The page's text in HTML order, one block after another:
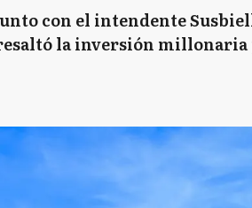
con el intendente
la inversión